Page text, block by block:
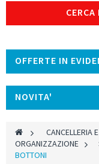
OFFERTE IN
NOVITA'
> CANCELLERIA
ORGANIZZAZIONE >
BOTTONI